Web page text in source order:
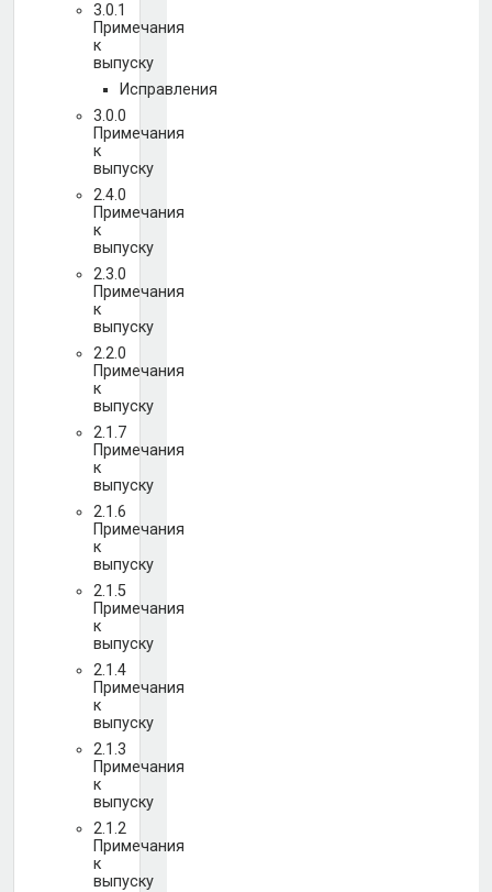
3.0.1
Примечания
к
выпуску
Исправления
3.0.0
Примечания
к
выпуску
2.4.0
Примечания
к
выпуску
2.3.0
Примечания
к
выпуску
2.2.0
Примечания
к
выпуску
2.1.7
Примечания
к
выпуску
2.1.6
Примечания
к
выпуску
2.1.5
Примечания
к
выпуску
2.1.4
Примечания
к
выпуску
2.1.3
Примечания
к
выпуску
2.1.2
Примечания
к
выпуску